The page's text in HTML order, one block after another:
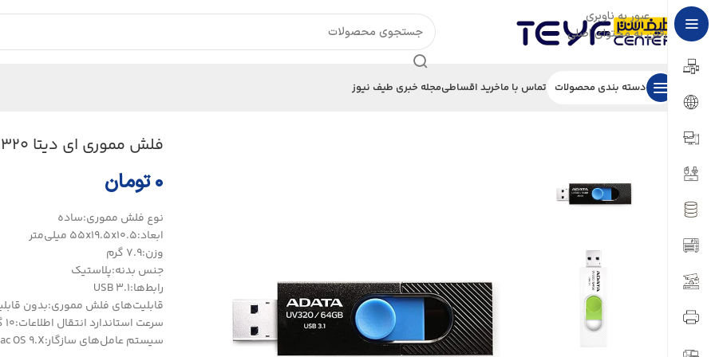
عبور به ناوبری
رفتن به محتوای اصلی
دسته بندی محصولات تماس با ماخرید اقساطیمجله خبری طیف نیوز
خانه
فلش مموری ای دیتا UV320 ظرفيت 32 گيگابايت
۰تومان
نوع فلش مموری:ساده
ابعاد:۵۵x۱۹.۵x۱۰.۵ میلی‌متر
وزن:۷.۹ گرم
جنس بدنه:پلاستیک
رابط‌ها:USB ۳.۱
قابلیت‌های فلش مموری:بدون
سرعت استاندارد انتقال اطلاعات:۱۰ گیگابیت بر ثانیه
سیستم‌ عامل‌های سازگار:Windows XP, Vista, ۷, ۸, ۸.۱, ۱۰, Mac OS ۹.X و Linux Kernel ۲.۴ و بالاتر